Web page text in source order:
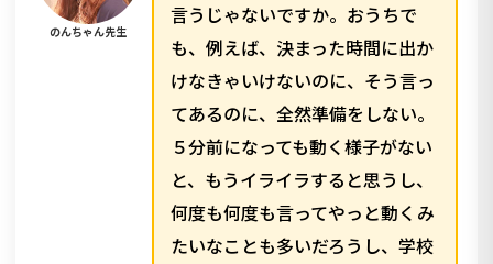
のんちゃん先生
言うじゃないですか。おうちで
も、例えば、決まった時間に出か
けなきゃいけないのに、そう言っ
てあるのに、全然準備をしない。
５分前になっても動く様子がない
と、もうイライラすると思うし、
何度も何度も言ってやっと動くみ
たいなことも多いだろうし、学校